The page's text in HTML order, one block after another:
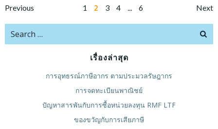
Posts
navigation
Previous
Posts
navigation
Page
1 Page
2 Page
3 Page
4 … Page
6 Next
Search
for:
เรื่องล่าสุด
การอุทธรณ์ภาษีอากร ตามประมวลรัษฎากร
การจดทะเบียนพาณิชย์
ปัญหาสารพันกับการซื้อหน่วยลงทุน RMF LTF
ของขวัญกับการเสียภาษี